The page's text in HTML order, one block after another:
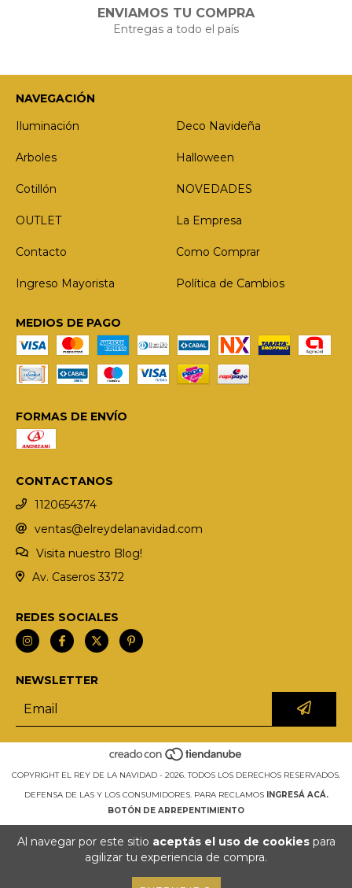
Al navegar por este sitio aceptás el uso de cookiespara
agilizar tu experiencia de compra.
ENVIAMOS TU COMPRA
Entregas a todo el país
NAVEGACIÓN
Iluminación
Deco Navideña
Arboles Halloween
Cotillón NOVEDADES
OUTLET La Empresa
Contacto Como Comprar
Ingreso Mayorista Política de Cambios
MEDIOS DE PAGO
FORMAS DE ENVÍO
CONTACTANOS
1120654374
ventas@elreydelanavidad.com
Visita nuestro Blog!
Av. Caseros 3372
REDES SOCIALES
NEWSLETTER
COPYRIGHT EL REY DE LA NAVIDAD - 2026. TODOS LOS DERECHOS RESERVADOS.
DEFENSA DE LAS Y LOS CONSUMIDORES. PARA RECLAMOS INGRESÁ ACÁ.
BOTÓN DE ARREPENTIMIENTO